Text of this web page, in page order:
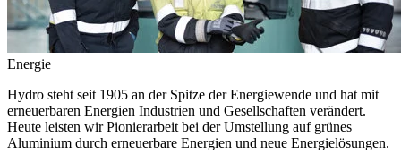
Energie
Hydro steht seit 1905 an der Spitze der Energiewende und hat mit
erneuerbaren Energien Industrien und Gesellschaften verändert.
Heute leisten wir Pionierarbeit bei der Umstellung auf grünes
Aluminium durch erneuerbare Energien und neue Energielösungen.